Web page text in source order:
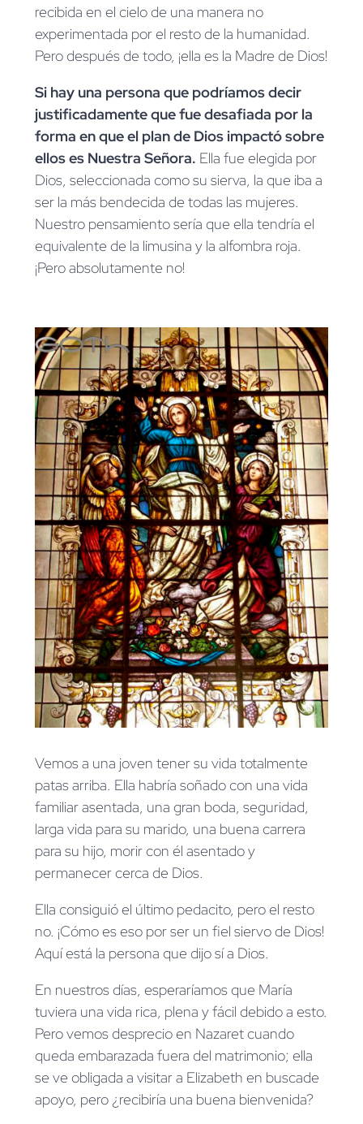
recibida en el cielo de una manera no
experimentada por el resto de la humanidad.
Pero después de todo, ¡ella es la Madre de Dios!
Si hay una persona que podríamos decir
justificadamente que fue desafiada por la
forma en que el plan de Dios impactó sobre
ellos es Nuestra Señora. Ella fue elegida por
Dios, seleccionada como su sierva, la que iba a
ser la más bendecida de todas las mujeres.
Nuestro pensamiento sería que ella tendría el
equivalente de la limusina y la alfombra roja.
¡Pero absolutamente no!
Vemos a una joven tener su vida totalmente
patas arriba. Ella habría soñado con una vida
familiar asentada, una gran boda, seguridad,
larga vida para su marido, una buena carrera
para su hijo, morir con él asentado y
permanecer cerca de Dios.
Ella consiguió el último pedacito, pero el resto
no. ¡Cómo es eso por ser un fiel siervo de Dios!
Aquí está la persona que dijo sí a Dios.
En nuestros días, esperaríamos que María
tuviera una vida rica, plena y fácil debido a esto.
Pero vemos desprecio en Nazaret cuando
queda embarazada fuera del matrimonio; ella
se ve obligada a visitar a Elizabeth en buscade
apoyo, pero ¿recibiría una buena bienvenida?